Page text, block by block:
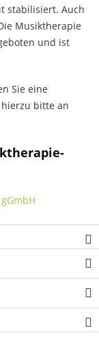
stabilisiert. Auch
Musiktherapie
und ist
Sie eine
bitte an